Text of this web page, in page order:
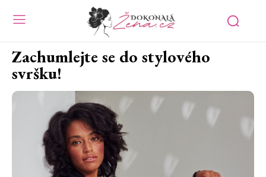
Zachumlejte se do stylového
svršku!